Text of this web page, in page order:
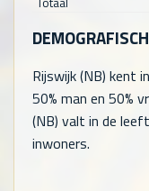
Rijswijk (NB) kent
50% man en 50%
(NB) valt in de
inwoners.